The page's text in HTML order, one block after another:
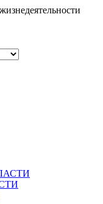
жизнедеятельности